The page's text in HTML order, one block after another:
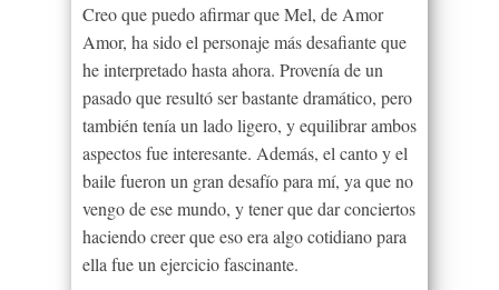
Creo que puedo afirmar que Mel, de Amor
Amor, ha sido el personaje más desafiante que
he interpretado hasta ahora. Provenía de un
pasado que resultó ser bastante dramático, pero
también tenía un lado ligero, y equilibrar ambos
aspectos fue interesante. Además, el canto y el
baile fueron un gran desafío para mí, ya que no
vengo de ese mundo, y tener que dar conciertos
haciendo creer que eso era algo cotidiano para
ella fue un ejercicio fascinante.